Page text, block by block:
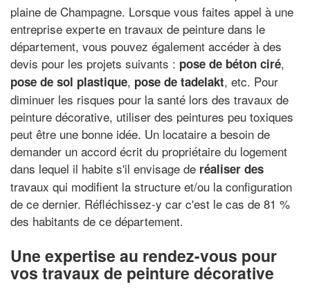
plaine de Champagne. Lorsque vous faites appel à une
entreprise experte en travaux de peinture dans le
département, vous pouvez également accéder à des
devis pour les projets suivants : pose de béton ciré,
pose de sol plastique, pose de tadelakt, etc. Pour
diminuer les risques pour la santé lors des travaux de
peinture décorative, utiliser des peintures peu toxiques
peut être une bonne idée. Un locataire a besoin de
demander un accord écrit du propriétaire du logement
dans lequel il habite s'il envisage de réaliser des
travaux qui modifient la structure et/ou la configuration
de ce dernier. Réfléchissez-y car c'est le cas de 81 %
des habitants de ce département.
Une expertise au rendez-vous pour
vos travaux de peinture décorative